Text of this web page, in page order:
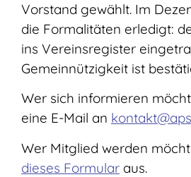
Vorstand gewählt. Im
die Formalitäten erledigt:
ins Vereinsregister
Gemeinnützigkeit ist
Wer sich informieren
eine E-Mail an
Wer Mitglied werden
dieses Formular aus.